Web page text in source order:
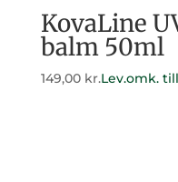
KovaLine
balm 50ml
149,00 kr.Lev.omk.